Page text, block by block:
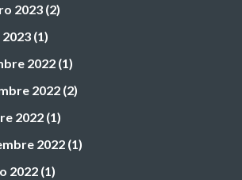
2023 (2)
(1)
2022 (1)
2022 (2)
2022 (1)
2022 (1)
2022 (1)